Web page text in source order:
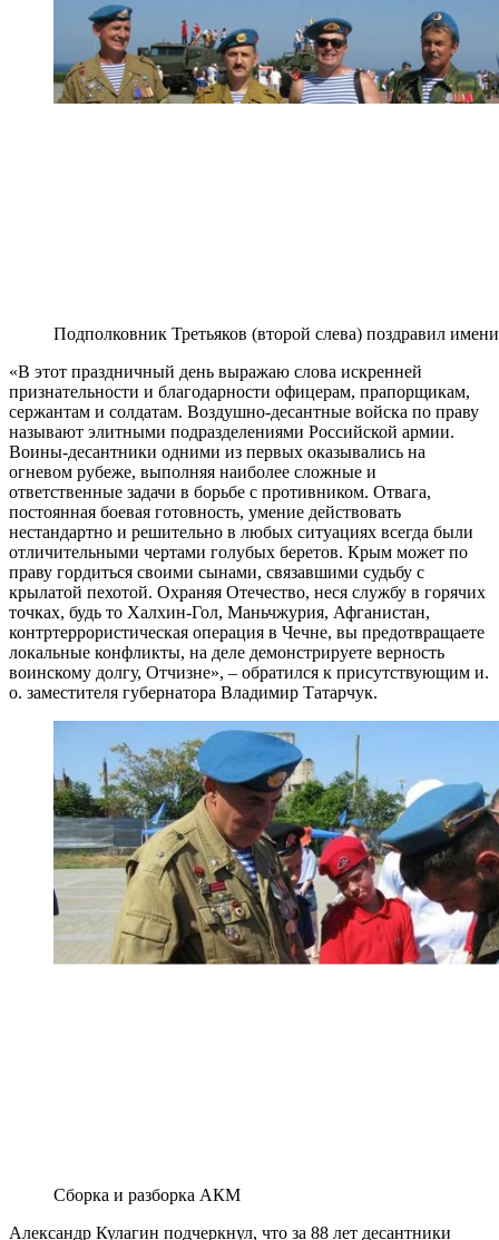
Подполковник Третьяков (второй слева) поздравил
«В этот праздничный день выражаю слова искренней
признательности и благодарности офицерам, прапорщикам,
сержантам и солдатам. Воздушно-десантные войска по праву
называют элитными подразделениями Российской армии.
Воины-десантники одними из первых оказывались на
огневом рубеже, выполняя наиболее сложные и
ответственные задачи в борьбе с противником. Отвага,
постоянная боевая готовность, умение действовать
нестандартно и решительно в любых ситуациях всегда были
отличительными чертами голубых беретов. Крым может по
праву гордиться своими сынами, связавшими судьбу с
крылатой пехотой. Охраняя Отечество, неся службу в горячих
точках, будь то Халхин-Гол, Маньчжурия, Афганистан,
контртеррористическая операция в Чечне, вы предотвращаете
локальные конфликты, на деле демонстрируете верность
воинскому долгу, Отчизне», – обратился к присутствующим и.
о. заместителя губернатора Владимир Татарчук.
Сборка и разборка АКМ
Александр Кулагин подчеркнул, что за 88 лет десантники